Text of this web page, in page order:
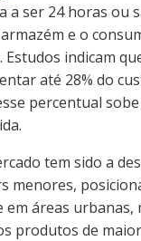
a ser 24 horas ou
e o
indicam
até 28% do
percentual
tem sido a
menores,
áreas urbanas,
produtos de